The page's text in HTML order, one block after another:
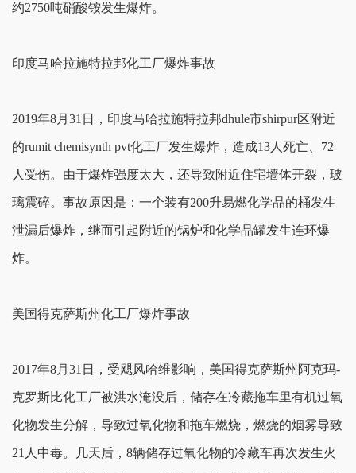
约2750吨硝酸铵发生爆炸。
印度马哈拉施特拉邦化工厂爆炸事故
2019年8月31日，印度马哈拉施特拉邦dhule市shirpur区附近
的rumit chemisynth pvt化工厂发生爆炸，造成13人死亡、72
人受伤。由于爆炸强度太大，还导致附近住宅墙体开裂，玻
璃震碎。事故原因是：一个装有200升易燃化学品的桶发生
泄漏后爆炸，继而引起附近的锅炉和化学品罐发生连环爆
炸。
美国得克萨斯州化工厂爆炸事故
2017年8月31日，受飓风哈维影响，美国得克萨斯州阿克玛-
克罗斯比化工厂被洪水淹没后，储存在冷藏拖车里有机过氧
化物发生分解，导致过氧化物和拖车燃烧，燃烧的烟雾导致
21人中毒。几天后，8辆储存过氧化物的冷藏车再次发生火